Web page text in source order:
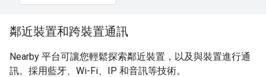
鄰近裝置和跨裝置通訊
Nearby 平台可讓您輕鬆探索鄰近裝置，以及與裝置進行通
訊。採用藍牙、Wi-Fi、IP 和音訊等技術。